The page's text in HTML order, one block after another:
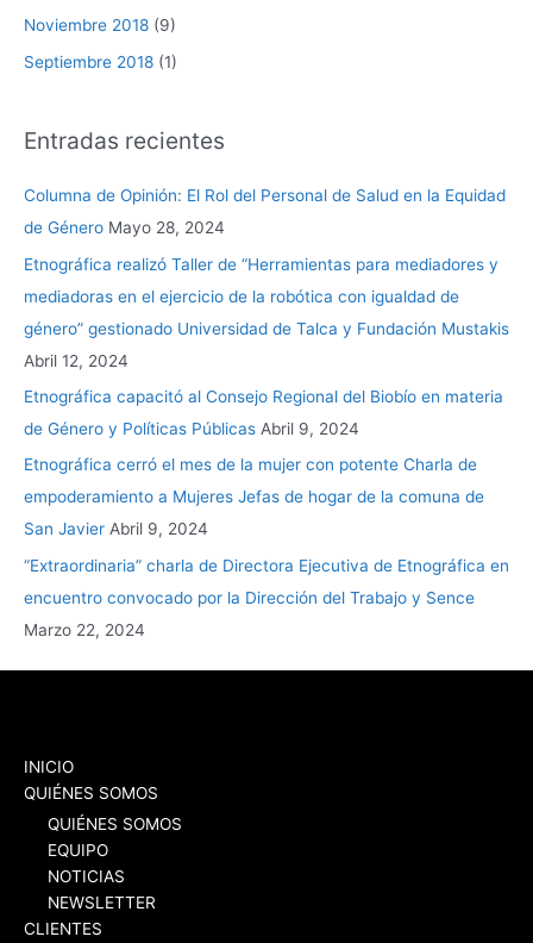
Noviembre 2018 (9)
Septiembre 2018 (1)
Entradas recientes
Columna de Opinión: El Rol del Personal de Salud en la Equidad
de Género Mayo 28, 2024
Etnográfica realizó Taller de “Herramientas para mediadores y
mediadoras en el ejercicio de la robótica con igualdad de
género” gestionado Universidad de Talca y Fundación Mustakis
Abril 12, 2024
Etnográfica capacitó al Consejo Regional del Biobío en materia
de Género y Políticas Públicas Abril 9, 2024
Etnográfica cerró el mes de la mujer con potente Charla de
empoderamiento a Mujeres Jefas de hogar de la comuna de
San Javier Abril 9, 2024
“Extraordinaria” charla de Directora Ejecutiva de Etnográfica en
encuentro convocado por la Dirección del Trabajo y Sence
Marzo 22, 2024
INICIO
QUIÉNES SOMOS
QUIÉNES SOMOS
EQUIPO
NOTICIAS
NEWSLETTER
CLIENTES